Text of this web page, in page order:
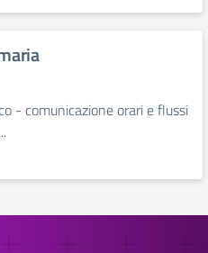
- comunicazione orari e flussi